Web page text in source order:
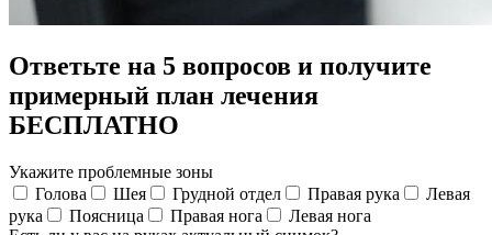
Ответьте на 5 вопросов и получите
примерный план лечения
БЕСПЛАТНО
Укажите проблемные зоны
Голова
Шея Грудной отдел Правая рука
Левая
рука
Поясница Правая нога
Левая нога